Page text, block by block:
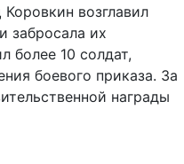
возглавил
забросала их
более 10 солдат,
боевого приказа. За
награды